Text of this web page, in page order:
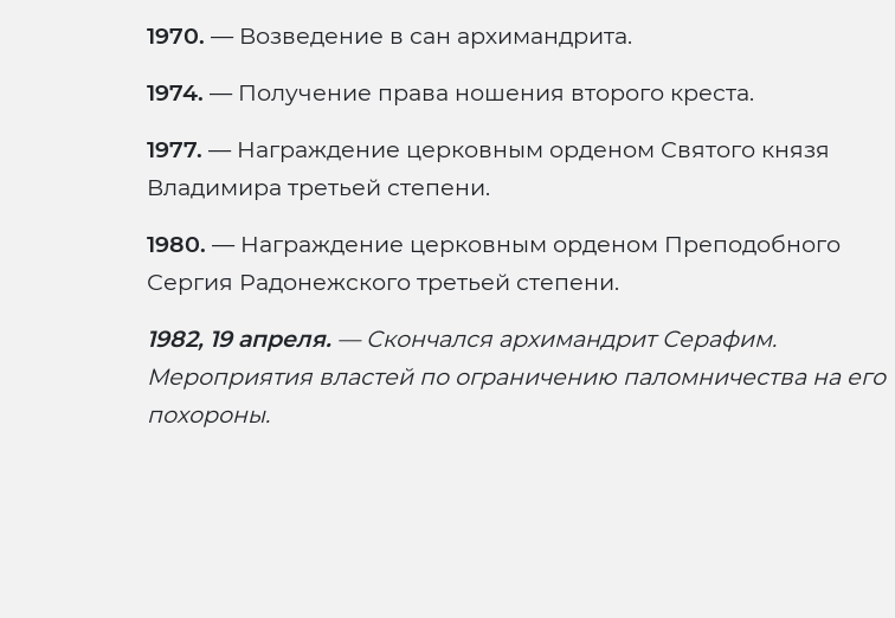
1970. — Возведение в сан архимандрита.
1974. — Получение права ношения второго креста.
1977. — Награждение церковным орденом Святого князя
Владимира третьей степени.
1980. — Награждение церковным орденом Преподобного
Сергия Радонежского третьей степени.
1982, 19 апреля. — Скончался архимандрит Серафим.
Мероприятия властей по ограничению паломничества на его
похороны.